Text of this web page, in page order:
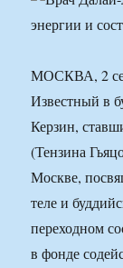
МОСКВА, 2
Известный в
Керзин,
(Тензина
Москве,
теле и
переходном
в фонде